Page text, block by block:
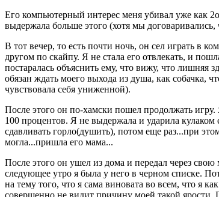
Его компьютерный интерес меня убивал уже как
выдержала больше этого (хотя мы
В тот вечер, то есть почти ночь, он сел играть в
другом по скайпу. Я не стала его отвлекать, и
постаралась объяснить ему, что вижу, что лишняя
обязан ждать моего выхода из душа, как собачка,
чувствовала себя униженной).
После этого он по-хамски пошел продолжать
100 процентов. Я не выдержала и ударила
сдавливать горло(душить), потом еще раз...при
могла...пришла его мама...
После этого он ушел из дома и передал через
следующее утро я была у него в черном списке.
на тему того, что я сама виновата во всем, что я
совершенно не видит причину моей такой ярости.